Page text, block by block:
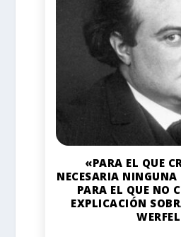
«PARA EL QUE
NECESARIA
PARA EL QUE NO
EXPLICACIÓN
WERFEL